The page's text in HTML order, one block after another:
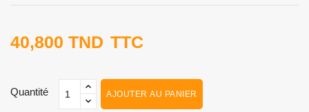
40,800 TND TTC
Quantité AJOUTER AU PANIER